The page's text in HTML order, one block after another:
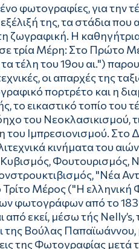
φωτογραφίες, για την
της, τα στάδια που
ζωγραφική. Η
σε τρία Μέρη: Στο Πρώτο
τέλη του 19ου αι.")
οι απαρχές της
πορτρέτο και η
το εικαστικό τοπίο του
του Νεοκλασικισμού,
του Ιμπρεσιονισμού.
κινήματα του
Φουτουρισμός,
"Νέα
Τρίτο Μέρος ("Η
φωτογράφων από το
εκεί, μέσω τής
Βούλας Παπαϊωάννου,
της Φωτογραφίας μετά